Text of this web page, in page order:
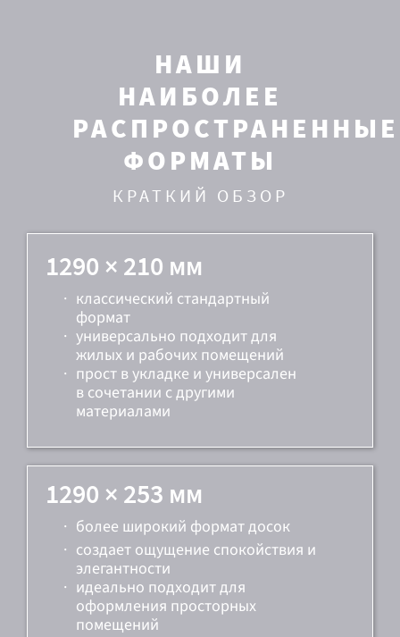
НАШИ
НАИБОЛЕЕ
РАСПРОСТРАНЕННЫЕ
ФОРМАТЫ
КРАТКИЙ ОБЗОР
1290 × 210 мм
· классический стандартный
формат
· универсально подходит для
жилых и рабочих помещений
· прост в укладке и универсален
в сочетании с другими
материалами
1290 × 253 мм
· более широкий формат досок
· создает ощущение спокойствия и
элегантности
· идеально подходит для
оформления просторных
помещений